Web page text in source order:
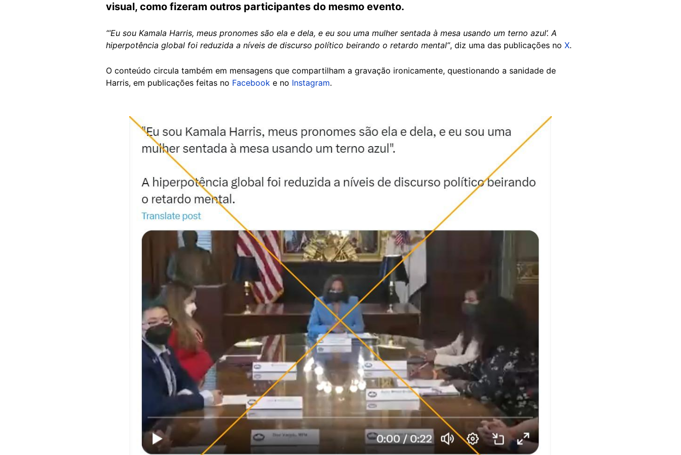
visual, como fizeram outros participantes do mesmo evento.
“‘Eu sou Kamala Harris, meus pronomes são ela e dela, e eu sou uma mulher sentada à mesa usando um terno azul’. A
hiperpotência global foi reduzida a níveis de discurso político beirando o retardo mental”, diz uma das publicações no X.
O conteúdo circula também em mensagens que compartilham a gravação ironicamente, questionando a sanidade de
Harris, em publicações feitas no Facebook e no Instagram.
Image